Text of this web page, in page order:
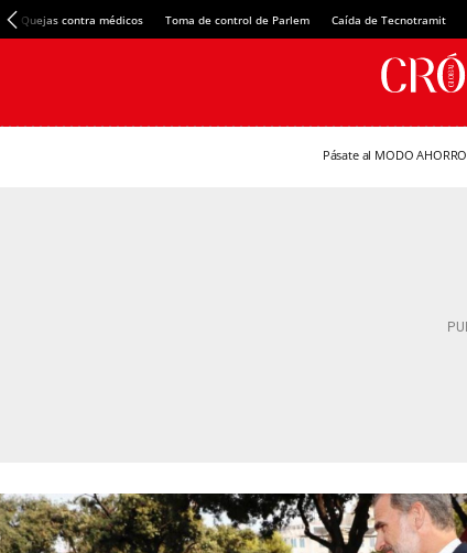
Quejas contra médicos Toma de control de Parlem Caída de Tecnotramit
Pásate al MODO AHORRO